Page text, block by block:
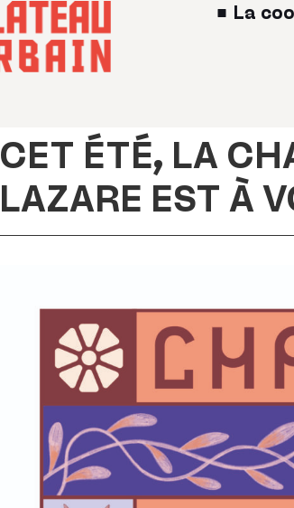
La
CET ÉTÉ, LA
LAZARE EST À